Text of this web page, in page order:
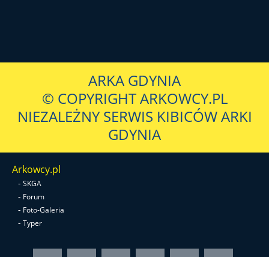
ARKA GDYNIA
© COPYRIGHT ARKOWCY.PL
NIEZALEŻNY SERWIS KIBICÓW ARKI
GDYNIA
Arkowcy.pl
- SKGA
- Forum
- Foto-Galeria
- Typer